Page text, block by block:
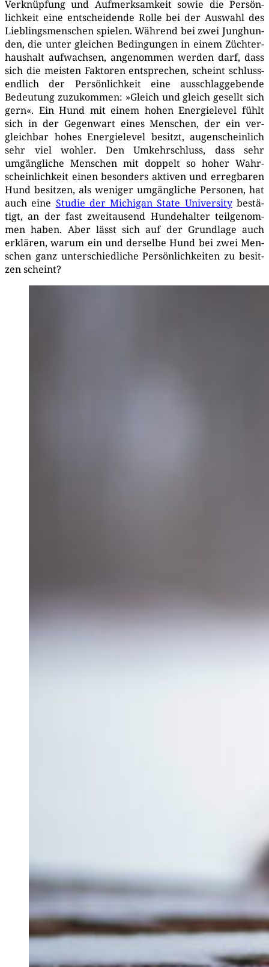
Ver­knüp­fung und Auf­merk­sam­keit sowie die Per­sön­
lich­keit eine ent­schei­den­de Rol­le bei der Aus­wahl des
Lieb­lings­men­schen spie­len. Wäh­rend bei zwei Jung­hun­
den, die unter glei­chen Bedin­gun­gen in einem Züch­ter­
haus­halt auf­wach­sen, ange­nom­men wer­den darf, dass
sich die meis­ten Fak­to­ren ent­spre­chen, scheint schluss­
end­lich der Per­sön­lich­keit eine aus­schlag­ge­ben­de
Bedeu­tung zuzu­kom­men: »Gleich und gleich gesellt sich
gern«. Ein Hund mit einem hohen Ener­gie­le­vel fühlt
sich in der Gegen­wart eines Men­schen, der ein ver­
gleich­bar hohes Ener­gie­le­vel besitzt, augen­schein­lich
sehr viel woh­ler. Den Umkehr­schluss, dass sehr
umgäng­li­che Men­schen mit dop­pelt so hoher Wahr­
schein­lich­keit einen beson­ders akti­ven und erreg­ba­ren
Hund besit­zen, als weni­ger umgäng­li­che Per­so­nen, hat
auch eine Stu­die der Michi­gan Sta­te Uni­ver­si­tybestä­
tigt, an der fast zwei­tau­send Hun­de­hal­ter teil­ge­nom­
men haben. Aber lässt sich auf der Grund­la­ge auch
erklä­ren, war­um ein und der­sel­be Hund bei zwei Men­
schen ganz unter­schied­li­che Per­sön­lich­kei­ten zu besit­
zen scheint?